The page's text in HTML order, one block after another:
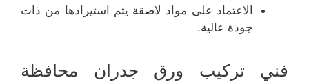
الاعتماد على مواد لاصقة يتم استيرادها من ذات
جودة عالية.
فني تركيب ورق جدران محافظة